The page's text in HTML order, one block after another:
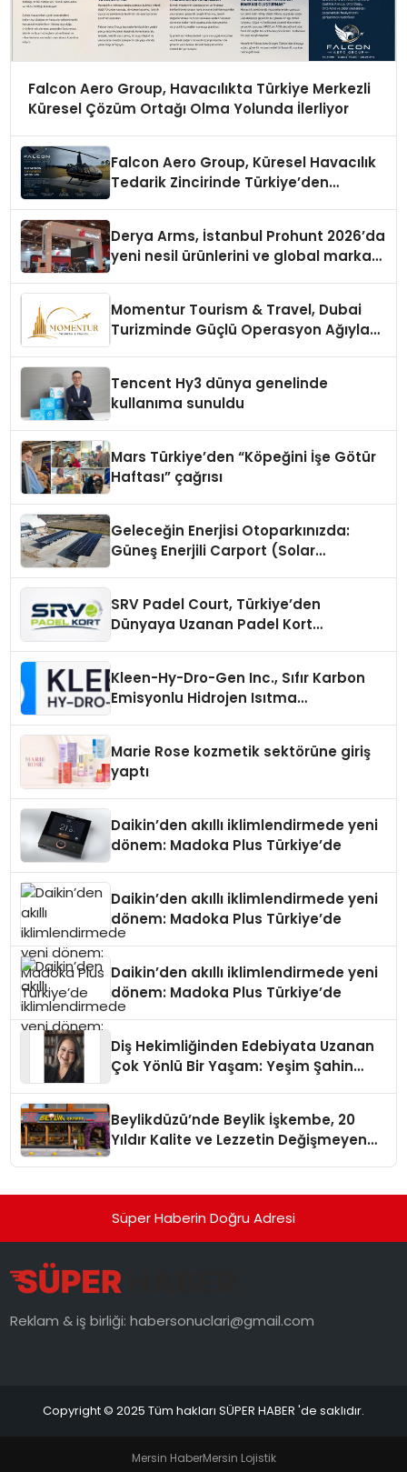
Falcon Aero Group, Havacılıkta Türkiye Merkezli
Küresel Çözüm Ortağı Olma Yolunda İlerliyor
Falcon Aero Group, Küresel Havacılık
Tedarik Zincirinde Türkiye’den
Derya Arms, İstanbul Prohunt 2026’da
yeni nesil ürünlerini ve global marka
Momentur Tourism & Travel, Dubai
Turizminde Güçlü Operasyon Ağıyla
Tencent Hy3 dünya genelinde
kullanıma sunuldu
Mars Türkiye’den “Köpeğini İşe Götür
Haftası” çağrısı
Geleceğin Enerjisi Otoparkınızda:
Güneş Enerjili Carport (Solar
SRV Padel Court, Türkiye’den
Dünyaya Uzanan Padel Kort
Kleen-Hy-Dro-Gen Inc., Sıfır Karbon
Emisyonlu Hidrojen Isıtma
Marie Rose kozmetik sektörüne giriş
yaptı
Daikin’den akıllı iklimlendirmede yeni
dönem: Madoka Plus Türkiye’de
Daikin’den akıllı iklimlendirmede yeni
dönem: Madoka Plus Türkiye’de
Daikin’den akıllı iklimlendirmede yeni
dönem: Madoka Plus Türkiye’de
Diş Hekimliğinden Edebiyata Uzanan
Çok Yönlü Bir Yaşam: Yeşim Şahin
Beylikdüzü’nde Beylik İşkembe, 20
Yıldır Kalite ve Lezzetin Değişmeyen
Süper Haberin Doğru Adresi
Reklam & iş birliği:habersonuclari@gmail.com
Copyright © 2025 Tüm hakları SÜPER HABER 'de saklıdır.
Mersin HaberMersin Lojistik